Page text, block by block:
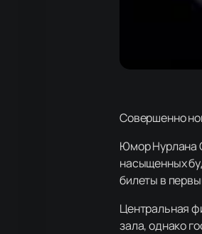
Совершенно
Юмор Нурлана
насыщенных
билеты в
Центральная
зала, однако